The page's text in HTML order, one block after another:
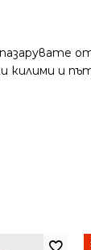
килими и